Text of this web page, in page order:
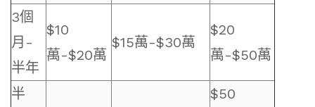
3個
月-
半年
$10
萬-$20萬
$15萬-$30萬
$20
萬-$50萬
半 $50